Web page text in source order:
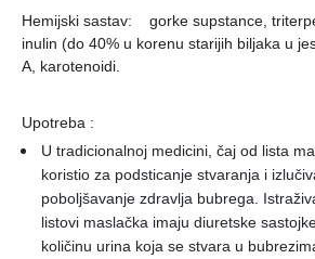
Hemijski sastav: gorke supstance,
inulin (do 40% u korenu starijih biljaka u
A, karotenoidi.
Upotreba :
U tradicionalnoj medicini, čaj od lista
koristio za podsticanje stvaranja i
poboljšavanje zdravlja bubrega.
listovi maslačka imaju diuretske
količinu urina koja se stvara u